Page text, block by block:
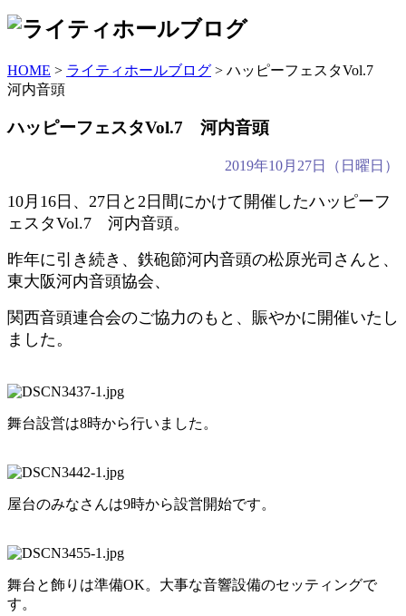
HOME > ライティホールブログ > ハッピーフェスタVol.7
河内音頭
ハッピーフェスタVol.7 河内音頭
2019年10月27日（日曜日）
10月16日、27日と2日間にかけて開催したハッピーフ
ェスタVol.7 河内音頭。
昨年に引き続き、鉄砲節河内音頭の松原光司さんと、
東大阪河内音頭協会、
関西音頭連合会のご協力のもと、賑やかに開催いたし
ました。
舞台設営は8時から行いました。
屋台のみなさんは9時から設営開始です。
舞台と飾りは準備OK。大事な音響設備のセッティングで
す。